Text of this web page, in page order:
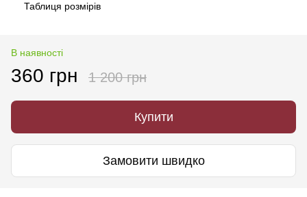
Таблиця розмірів
В наявності
360 грн 1 200 грн
Купити
Замовити швидко